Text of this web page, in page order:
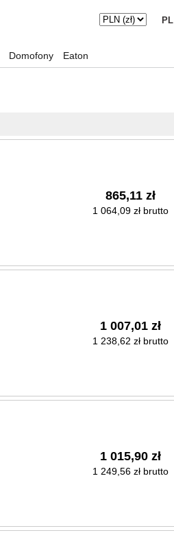
PL
Domofony Eaton
865,11 zł
1 064,09 zł brutto
1 007,01 zł
1 238,62 zł brutto
1 015,90 zł
1 249,56 zł brutto